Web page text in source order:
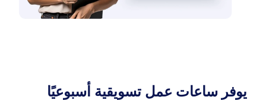
يوفر ساعات عمل تسويقية أسبوعيًا